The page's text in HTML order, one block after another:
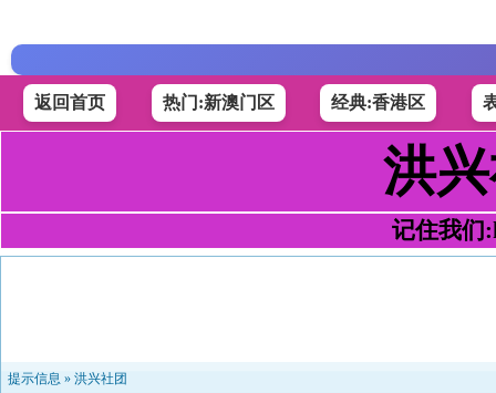
返回首页 热门:新澳门区 经典:香港区
洪
记住我们
提示信息 » 洪兴社团